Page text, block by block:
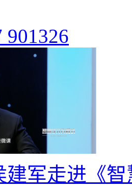
901326
建军走进《